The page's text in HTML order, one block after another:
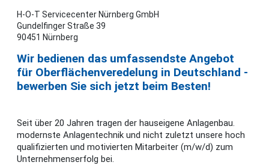
H-O-T Servicecenter Nürnberg GmbH
Gundelfinger Straße 39
90451 Nürnberg
Wir bedienen das umfassendste Angebot
für Oberflächenveredelung in Deutschland -
bewerben Sie sich jetzt beim Besten!
Seit über 20 Jahren tragen der hauseigene Anlagenbau.
modernste Anlagentechnik und nicht zuletzt unsere hoch
qualifizierten und motivierten Mitarbeiter (m/w/d) zum
Unternehmenserfolg bei.